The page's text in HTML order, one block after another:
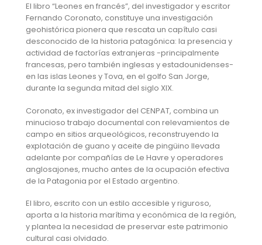
El libro “Leones en francés”, del investigador y escritor
Fernando Coronato, constituye una investigación
geohistórica pionera que rescata un capítulo casi
desconocido de la historia patagónica: la presencia y
actividad de factorías extranjeras -principalmente
francesas, pero también inglesas y estadounidenses-
en las islas Leones y Tova, en el golfo San Jorge,
durante la segunda mitad del siglo XIX.
Coronato, ex investigador del CENPAT, combina un
minucioso trabajo documental con relevamientos de
campo en sitios arqueológicos, reconstruyendo la
explotación de guano y aceite de pingüino llevada
adelante por compañías de Le Havre y operadores
anglosajones, mucho antes de la ocupación efectiva
de la Patagonia por el Estado argentino.
El libro, escrito con un estilo accesible y riguroso,
aporta a la historia marítima y económica de la región,
y plantea la necesidad de preservar este patrimonio
cultural casi olvidado.